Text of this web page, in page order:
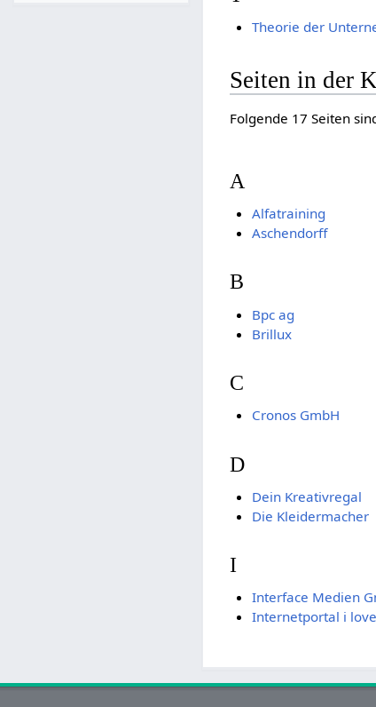
Theorie der
Seiten in der
Folgende 17 Seiten
A
Alfatraining
Aschendorff
B
Bpc ag
Brillux
C
Cronos GmbH
D
Dein Kreativregal
Die Kleidermacher
I
Interface Medien
Internetportal i